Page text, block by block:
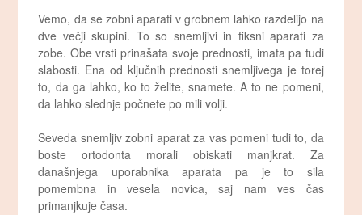
Vemo, da se zobni aparati v grobnem lahko razdelijo na
dve večji skupini. To so snemljivi in fiksni aparati za
zobe. Obe vrsti prinašata svoje prednosti, imata pa tudi
slabosti. Ena od ključnih prednosti snemljivega je torej
to, da ga lahko, ko to želite, snamete. A to ne pomeni,
da lahko slednje počnete po mili volji.
Seveda snemljiv zobni aparat za vas pomeni tudi to, da
boste ortodonta morali obiskati manjkrat. Za
današnjega uporabnika aparata pa je to sila
pomembna in vesela novica, saj nam ves čas
primanjkuje časa.